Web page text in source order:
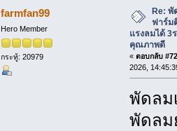
farmfan99
Hero Member
กระทู้: 20979
Re: พั
ฟาร์ม
แรงลมได้ 3
คุณภาพดี
« ตอบกลับ
2026,
พัดล
พัดลม